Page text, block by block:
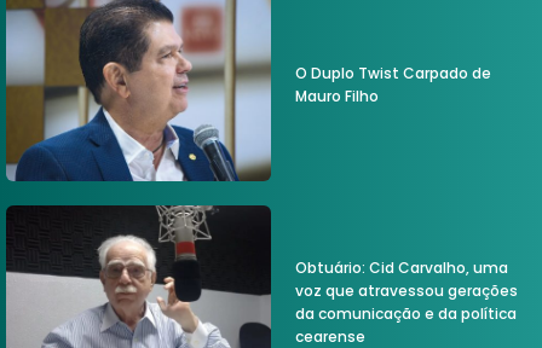
O Duplo Twist Carpado de
Mauro Filho
Obtuário: Cid Carvalho, uma
voz que atravessou gerações
da comunicação e da política
cearense